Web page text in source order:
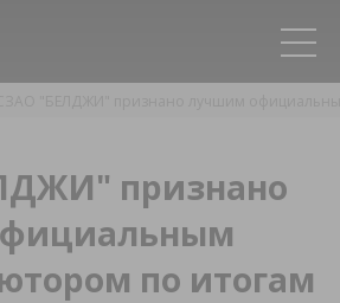
признано
по итогам